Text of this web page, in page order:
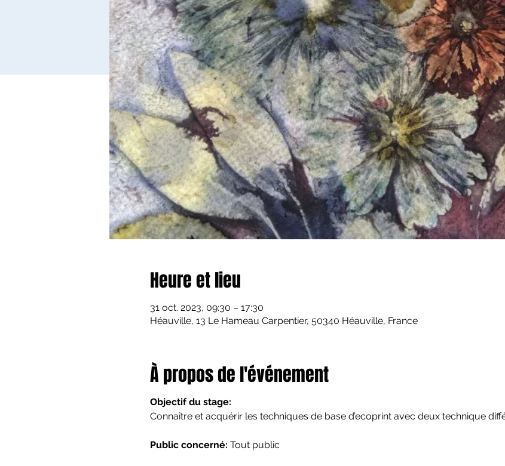
Heure et lieu
31 oct. 2023, 09:30 – 17:30
Héauville, 13 Le Hameau Carpentier, 50340 Héauville, France
À propos de l'événement
Objectif du stage:
Connaître et acquérir les techniques de base d’ecoprint avec deux technique
Public concerné: Tout public